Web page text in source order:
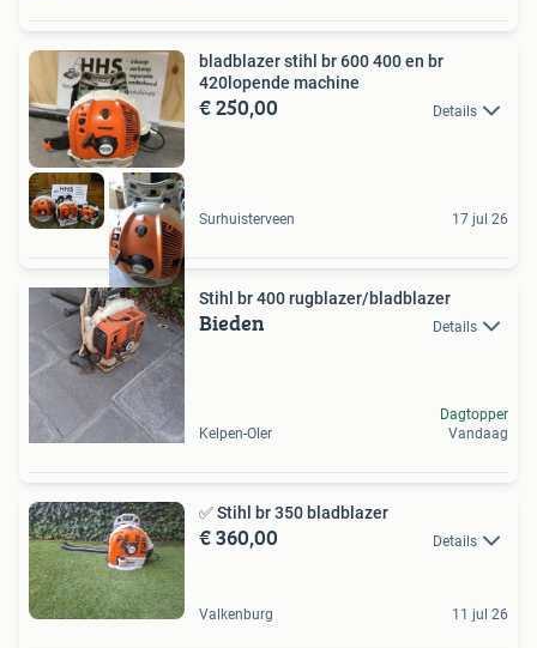
bladblazer stihl br 600 400 en br
420lopende machine
€ 250,00 Details
Surhuisterveen 17 jul 26
Stihl br 400 rugblazer/bladblazer
Bieden Details
Kelpen-Oler
Dagtopper
Vandaag
✅️ Stihl br 350 bladblazer
€ 360,00 Details
Valkenburg 11 jul 26